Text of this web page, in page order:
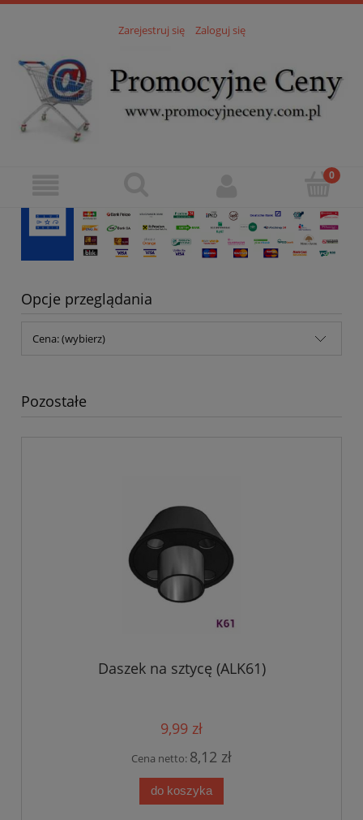
Zarejestruj się Zaloguj się
Opcje przeglądania
Cena: (wybierz)
Pozostałe
Daszek na sztycę (ALK61)
9,99 zł
Cena netto: 8,12 zł
do koszyka